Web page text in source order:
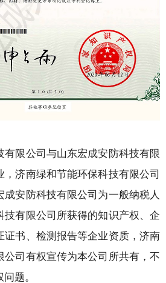
有限公司与山东宏成安防科技有限
济南绿和节能环保科技有限公司
成安防科技有限公司为一般纳税人
技有限公司所获得的知识产权、企
证书、检测报告等企业资质，济南
公司有权宣传为本公司所共有，不
题。